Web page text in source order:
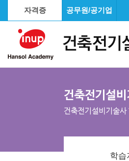
자격증 공무원/공기업
학습